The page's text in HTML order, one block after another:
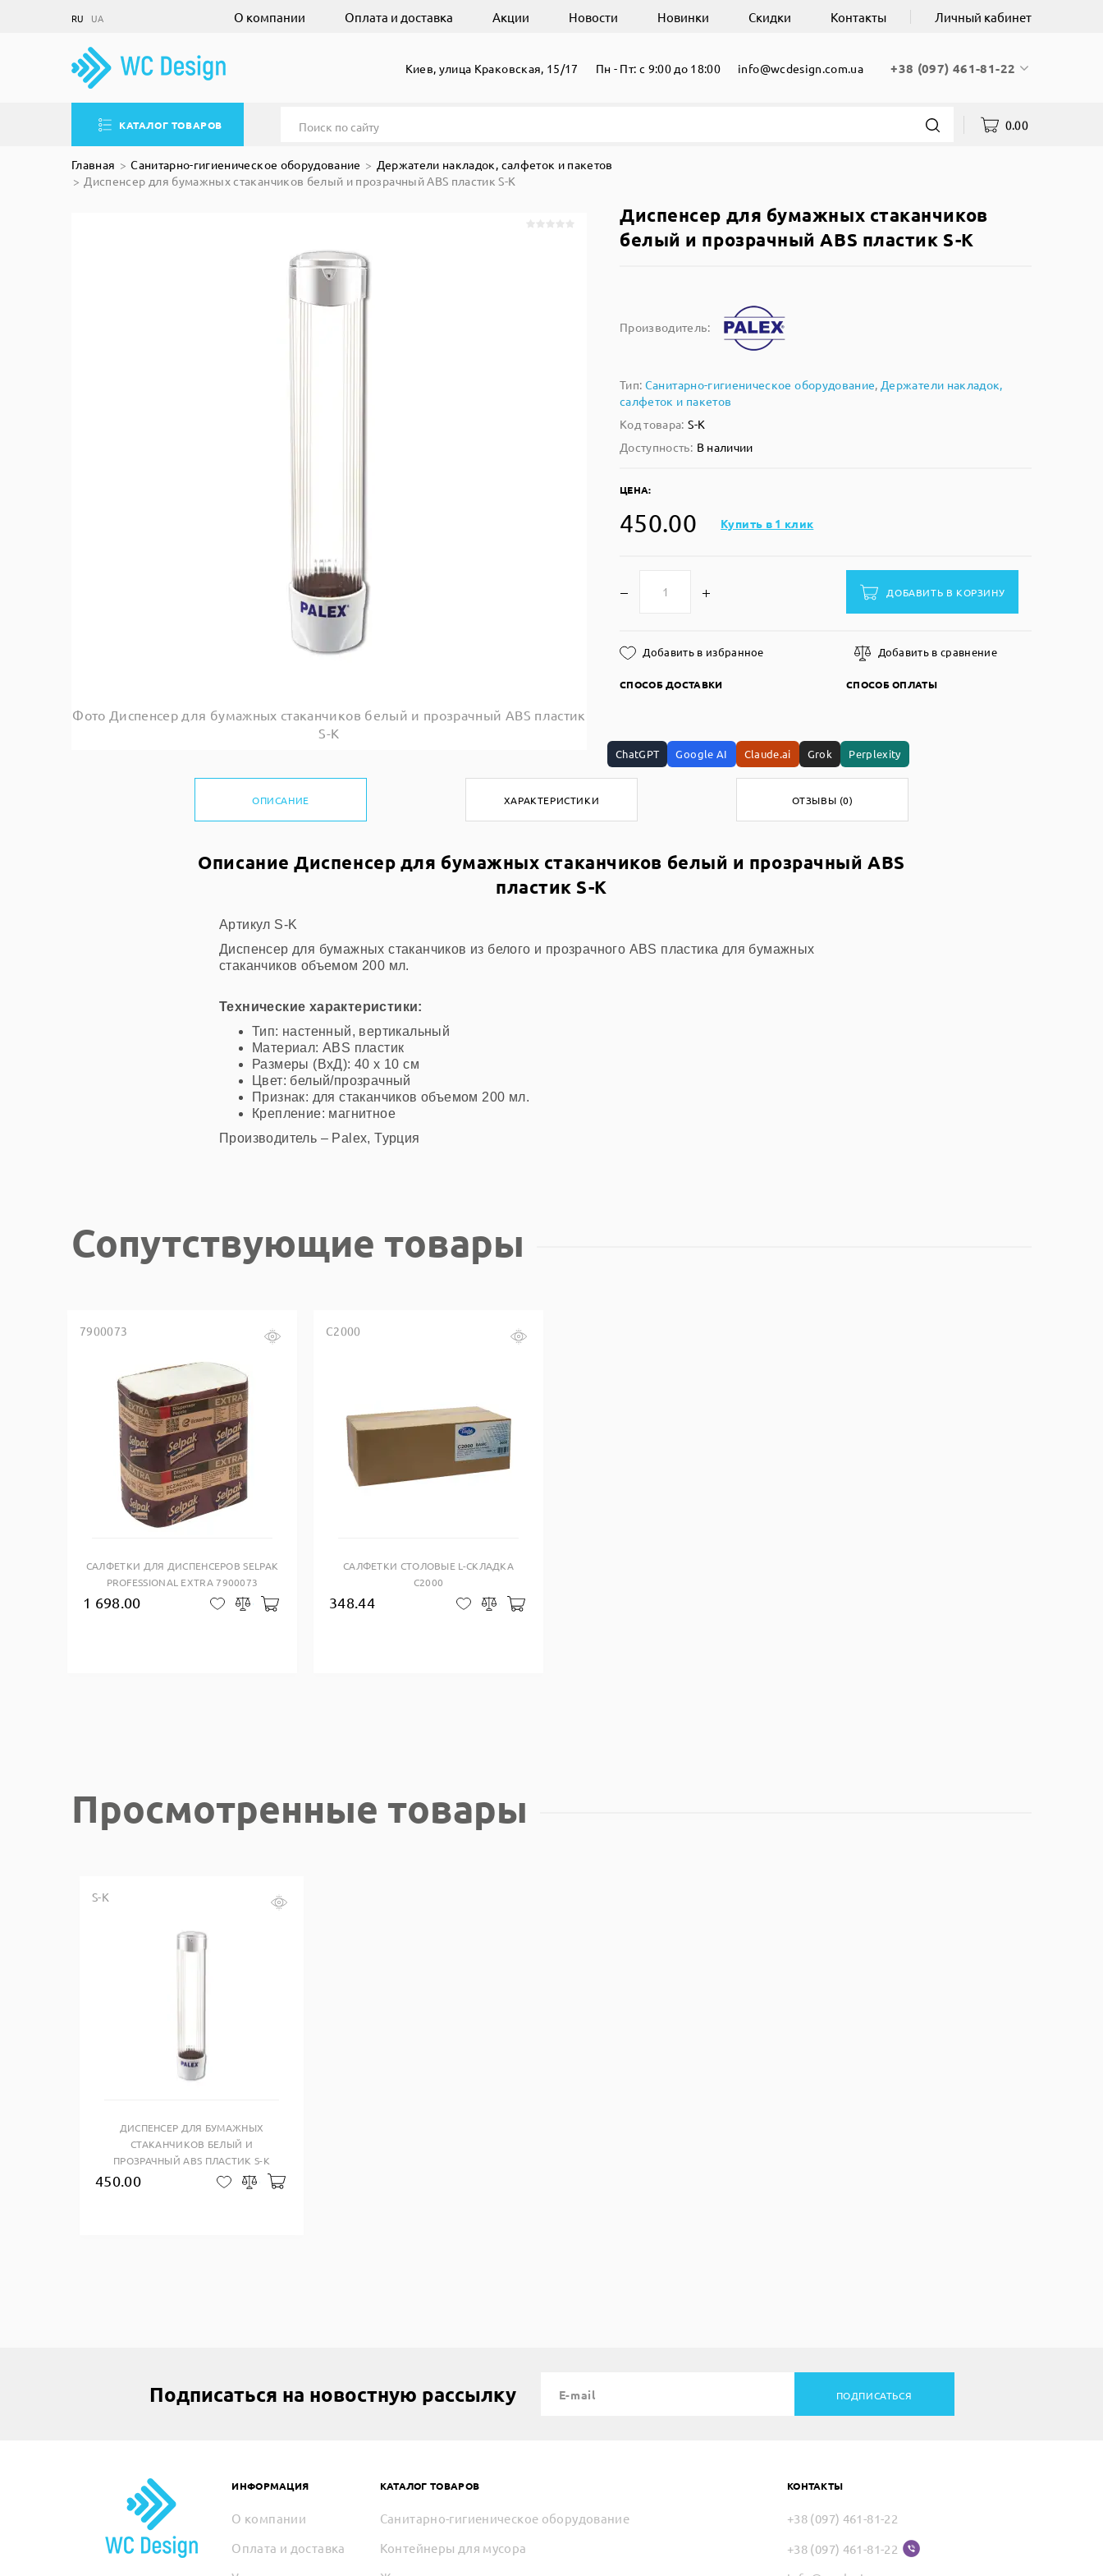
RU UA О компании Оплата и доставка Акции Новости Новинки Скидки Контакты Личный кабинет
Киев, улица Краковская, 15/17 Пн - Пт: с 9:00 до 18:00 info@wcdesign.com.ua +38 (097) 461-81-22
КАТАЛОГ ТОВАРОВ 0.00
Главная Санитарно-гигиеническое оборудование
Держатели накладок, салфеток и пакетов
Диспенсер для бумажных стаканчиков белый и прозрачный ABS пластик S-K
Фото Диспенсер для бумажных стаканчиков белый и прозрачный ABS пластик
S-K
Диспенсер для бумажных стаканчиков
белый и прозрачный ABS пластик S-K
Производитель:
Тип: Санитарно-гигиеническое оборудование, Держатели накладок,
салфеток и пакетов
Код товара: S-K
Доступность: В наличии
ЦЕНА:
450.00 Купить в 1 клик
ДОБАВИТЬ В КОРЗИНУ
Добавить в избранное Добавить в сравнение
СПОСОБ ДОСТАВКИ СПОСОБ ОПЛАТЫ
ChatGPT Google AI Claude.ai Grok Perplexity
ОПИСАНИЕ ХАРАКТЕРИСТИКИ ОТЗЫВЫ (0)
Описание Диспенсер для бумажных стаканчиков белый и прозрачный ABS
пластик S-K
Артикул S-K
Диспенсер для бумажных стаканчиков из белого и прозрачного ABS пластика для бумажных
стаканчиков объемом 200 мл.
Технические характеристики:
Тип: настенный, вертикальный
Материал: ABS пластик
Размеры (ВхД): 40 х 10 см
Цвет: белый/прозрачный
Признак: для стаканчиков объемом 200 мл.
Крепление: магнитное
Производитель – Palex, Турция
Сопутствующие товары
7900073
Купить в один клик
САЛФЕТКИ ДЛЯ ДИСПЕНСЕРОВ SELPAK
PROFESSIONAL EXTRA 7900073
1 698.00 В закладки
СравнитьДобавить в корзину
С2000
САЛФЕТКИ СТОЛОВЫЕ L-СКЛАДКА
С2000
348.44 В закладки
Сравнить
Просмотренные товары
S-K
Купить в один клик
ДИСПЕНСЕР ДЛЯ БУМАЖНЫХ
СТАКАНЧИКОВ БЕЛЫЙ И
ПРОЗРАЧНЫЙ ABS ПЛАСТИК S-K
450.00 В закладки
Сравнить
Подписаться на новостную рассылку ПОДПИСАТЬСЯ
ИНФОРМАЦИЯ
О компании
Оплата и доставка
КАТАЛОГ ТОВАРОВ
Санитарно-гигиеническое оборудование
Контейнеры для мусора
КОНТАКТЫ
+38 (097) 461-81-22
+38 (097) 461-81-22